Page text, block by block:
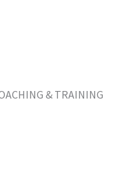
& TRAINING